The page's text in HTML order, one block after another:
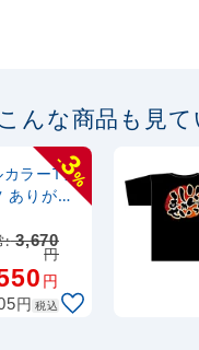
んな商品も見て
-
3
%
カラーTシ
ありがと
ズ:XL
:3,670
円
円
円 税込